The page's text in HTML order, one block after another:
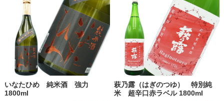
いなたひめ 純米酒 強力
1800ml
萩乃露（はぎのつゆ） 特別純
米 超辛口赤ラベル 1800ml